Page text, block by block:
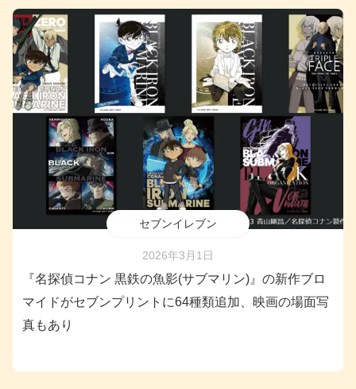
セブンイレブン
2026年3月1日
『名探偵コナン 黒鉄の魚影(サブマリン)』の新作ブロ
マイドがセブンプリントに64種類追加、映画の場面写
真もあり